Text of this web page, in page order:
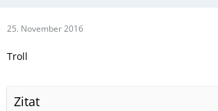
25. November 2016
Troll
Zitat